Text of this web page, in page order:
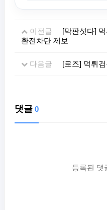
이전글
[막판섯다]
환전차단 제보
다음글
[로즈] 먹튀
댓글 0
등록된 댓